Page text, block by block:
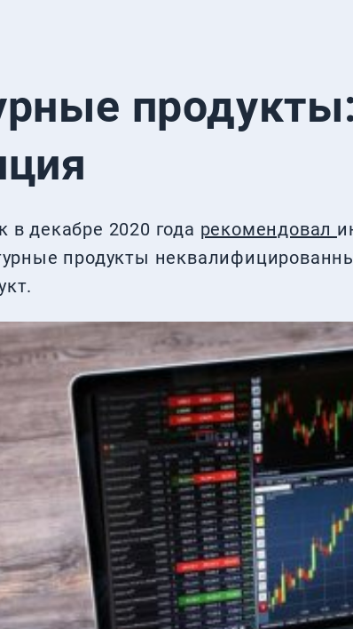
декабре 2020 года рекомендовал
продукты